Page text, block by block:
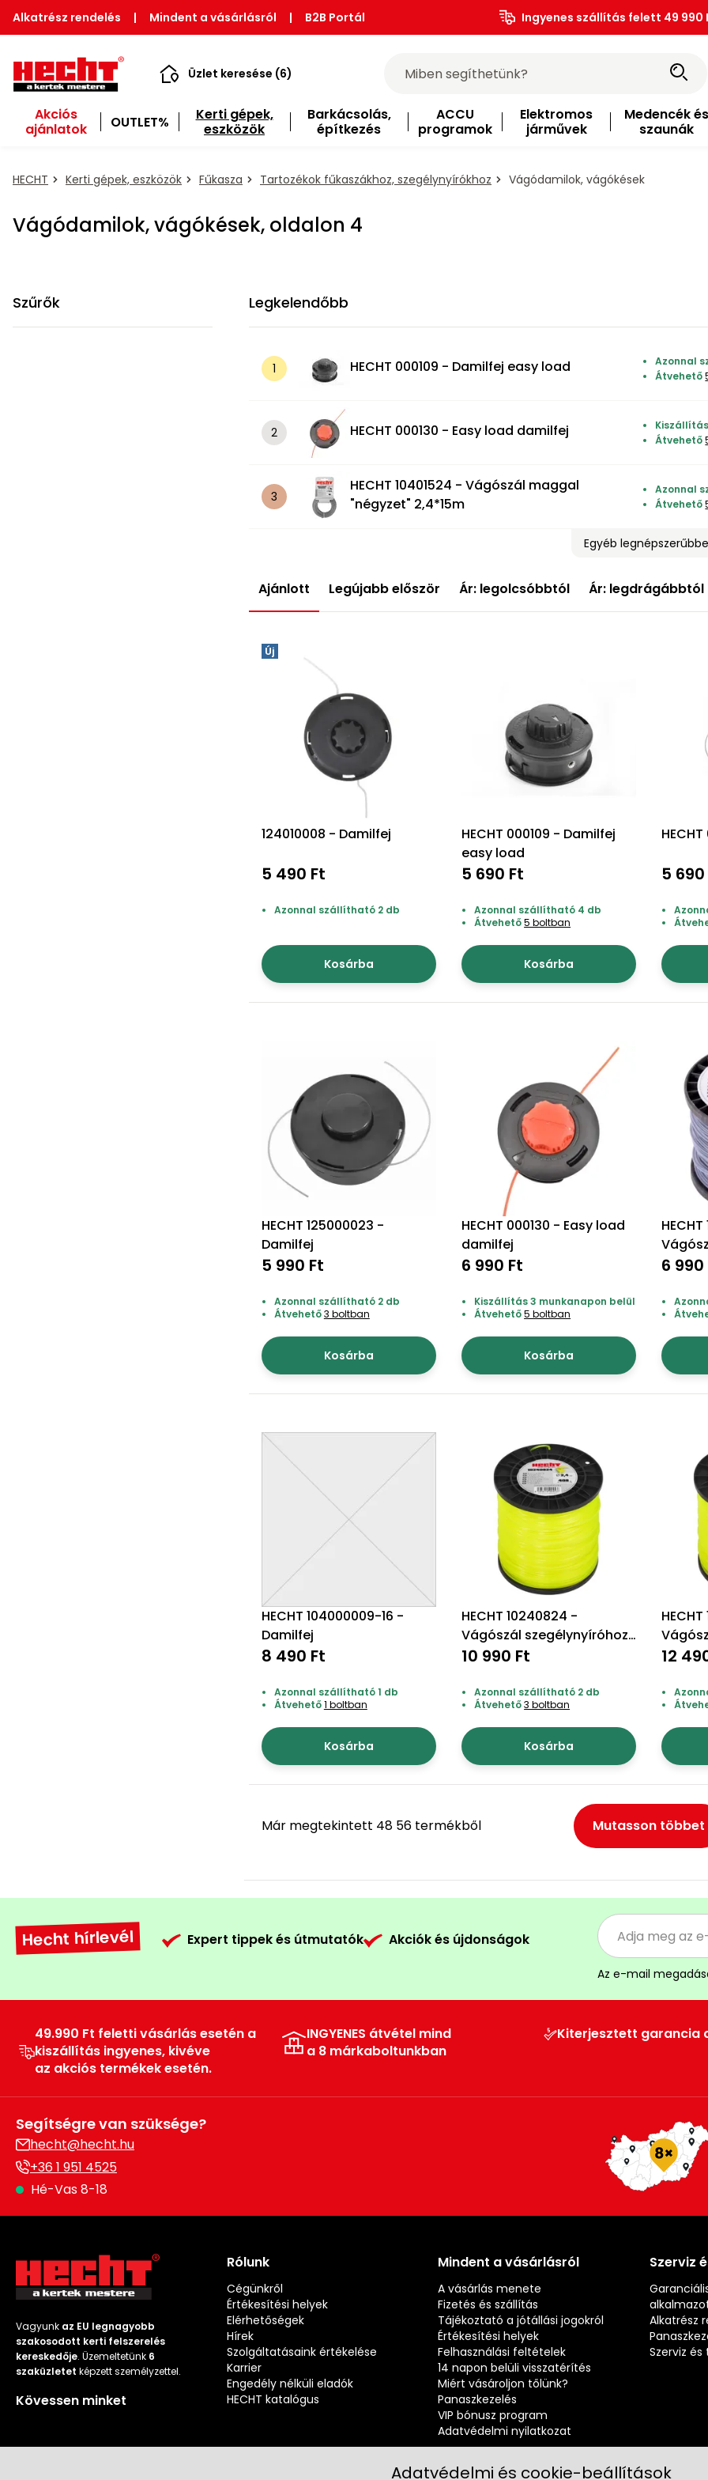
Alkatrész rendelés | Mindent a vásárlásról | B2B Portál Ingyenes szállítás felett 49 990
Üzlet keresése (6)
Akciós
ajánlatok
OUTLET%
Kerti gépek,
eszközök
Barkácsolás,
építkezés
ACCU
programok
Elektromos
járművek
Medencék és
szaunák
HECHT Kerti gépek, eszközök Fűkasza Tartozékok fűkaszákhoz, szegélynyírókhoz Vágódamilok, vágókések
Vágódamilok, vágókések, oldalon 4
Legkelendőbb
HECHT 000109 - Damilfej easy load
Azonnal
Átvehető
HECHT 000130 - Easy load damilfej
Átvehető
HECHT 10401524 - Vágószál maggal
"négyzet" 2,4*15m
Azonnal
Átvehető
Egyéb
Szűrők
Ajánlott Legújabb először Ár: legolcsóbbtól Ár: legdrágábbtól
Új
124010008 - Damilfej
5 490 Ft
Azonnal szállítható 2 db
Kosárba
HECHT 000109 - Damilfej
easy load
5 690 Ft
Azonnal szállítható 4 db
Átvehető5 boltban
Kosárba
5 690
HECHT 125000023 -
Damilfej
5 990 Ft
Azonnal szállítható 2 db
Átvehető3 boltban
Kosárba
HECHT 000130 - Easy load
damilfej
6 990 Ft
Kiszállítás 3 munkanapon belül
Átvehető5 boltban
Kosárba
3*60m
6 990
HECHT 104000009-16 -
Damilfej
8 490 Ft
Azonnal szállítható 1 db
Átvehető1 boltban
Kosárba
HECHT 10240824 -
Vágószál szegélynyíróhoz
"csillag" 2,4*408m
10 990 Ft
Azonnal szállítható 2 db
Átvehető3 boltban
Kosárba
"kör"
12
Már megtekintett 48 56 termékből Mutasson többet
Hecht hírlevél Expert tippek és útmutatók Akciók és újdonságok
Az e-mail
49.990 Ft feletti vásárlás esetén a
kiszállítás ingyenes, kivéve
az akciós termékek esetén.
INGYENES átvétel mind
a 8 márkaboltunkban
Kiterjesztett garancia
Segítségre van szüksége?
hecht@hecht.hu
+36 1 951 4525
Hé-Vas 8-18
Vagyunk az EU legnagyobb
szakosodott kerti felszerelés
kereskedője. Üzemeltetünk 6
szaküzletet képzett személyzettel.
Kövessen minket
Rólunk
Cégünkről
Értékesítési helyek
Elérhetőségek
Hírek
Szolgáltatásaink értékelése
Karrier
Engedély nélküli eladók
HECHT katalógus
Mindent a vásárlásról
A vásárlás menete
Fizetés és szállítás
Tájékoztató a jótállási jogokról
Értékesítési helyek
Felhasználási feltételek
14 napon belüli visszatérítés
Miért vásároljon tőlünk?
Panaszkezelés
VIP bónusz program
Adatvédelmi nyilatkozat
Szerviz
Alkatrész
Szerviz
Adatvédelmi és cookie-beállítások